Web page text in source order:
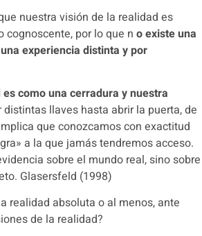
nuestra visión de la realidad es
cognoscente, por lo que no existe una
experiencia distinta y por
como una cerradura y nuestra
llaves hasta abrir la puerta, de
que conozcamos con exactitud
a la que jamás tendremos acceso.
sobre el mundo real, sino sobre
Glasersfeld (1998)
realidad absoluta o al menos, ante
de la realidad?